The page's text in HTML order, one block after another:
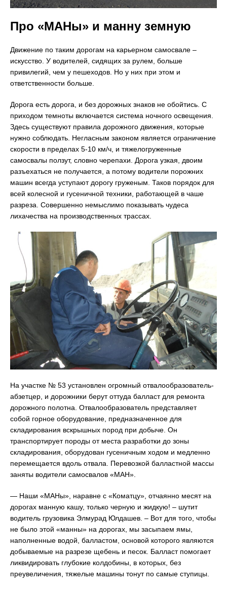
Про «МАНы» и манну земную
Движение по таким дорогам на карьерном самосвале –
искусство. У водителей, сидящих за рулем, больше
привилегий, чем у пешеходов. Но у них при этом и
ответственности больше.
Дорога есть дорога, и без дорожных знаков не обойтись. С
приходом темноты включается система ночного освещения.
Здесь существуют правила дорожного движения, которые
нужно соблюдать. Негласным законом является ограничение
скорости в пределах 5-10 км/ч, и тяжелогруженные
самосвалы ползут, словно черепахи. Дорога узкая, двоим
разъехаться не получается, а потому водители порожних
машин всегда уступают дорогу груженым. Таков порядок для
всей колесной и гусеничной техники, работающей в чаше
разреза. Совершенно немыслимо показывать чудеса
лихачества на производственных трассах.
На участке № 53 установлен огромный отвалообразователь-
абзетцер, и дорожники берут оттуда балласт для ремонта
дорожного полотна. Отвалообразователь представляет
собой горное оборудование, предназначенное для
складирования вскрышных пород при добыче. Он
транспортирует породы от места разработки до зоны
складирования, оборудован гусеничным ходом и медленно
перемещается вдоль отвала. Перевозкой балластной массы
заняты водители самосвалов «МАН».
— Наши «МАНы», наравне с «Коматцу», отчаянно месят на
дорогах манную кашу, только черную и жидкую! – шутит
водитель грузовика Элмурад Юлдашев. – Вот для того, чтобы
не было этой «манны» на дорогах, мы засыпаем ямы,
наполненные водой, балластом, основой которого являются
добываемые на разрезе щебень и песок. Балласт помогает
ликвидировать глубокие колдобины, в которых, без
преувеличения, тяжелые машины тонут по самые ступицы.